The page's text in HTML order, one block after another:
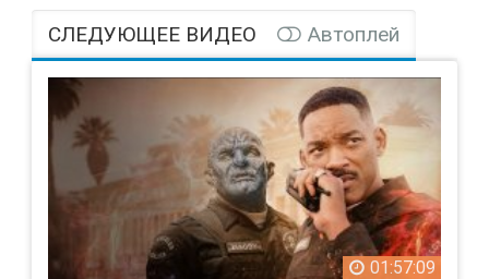
СЛЕДУЮЩЕЕ ВИДЕО Автоплей
01:57:09